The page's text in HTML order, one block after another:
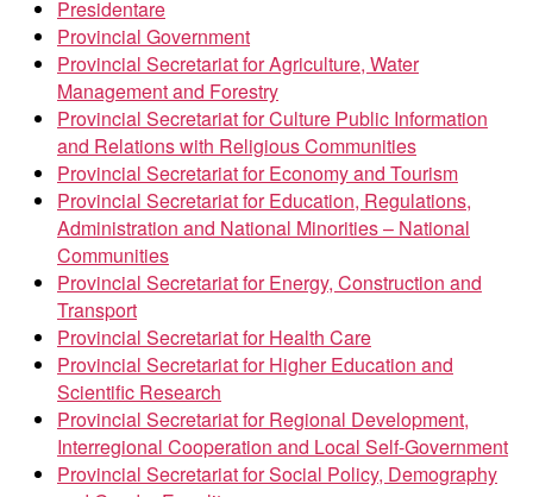
Presidentare
Provincial Government
Provincial Secretariat for Agriculture, Water
Management and Forestry
Provincial Secretariat for Culture Public Information
and Relations with Religious Communities
Provincial Secretariat for Economy and Tourism
Provincial Secretariat for Education, Regulations,
Administration and National Minorities – National
Communities
Provincial Secretariat for Energy, Construction and
Transport
Provincial Secretariat for Health Care
Provincial Secretariat for Higher Education and
Scientific Research
Provincial Secretariat for Regional Development,
Interregional Cooperation and Local Self-Government
Provincial Secretariat for Social Policy, Demography